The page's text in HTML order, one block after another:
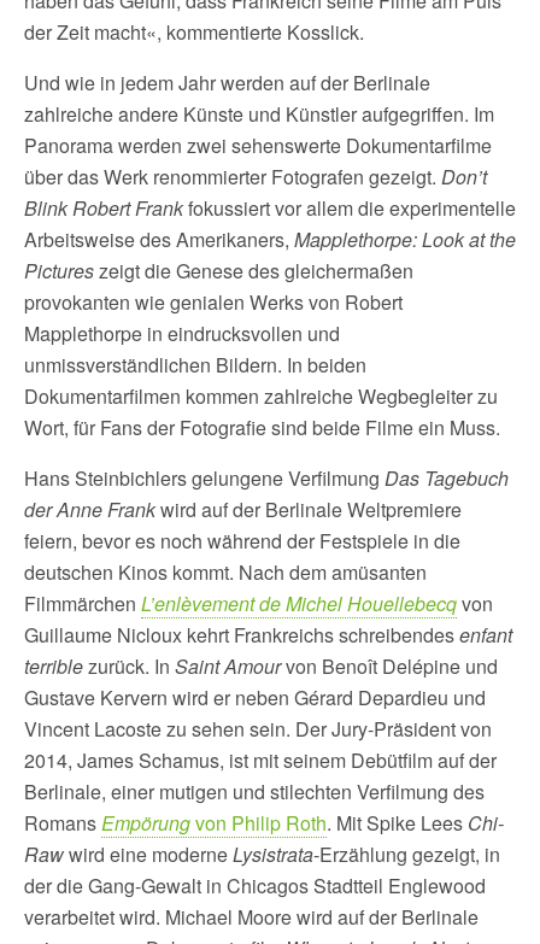
der Zeit macht«, kommentierte Kosslick.
Und wie in jedem Jahr werden auf der Berlinale
zahlreiche andere Künste und Künstler aufgegriffen. Im
Panorama werden zwei sehenswerte Dokumentarfilme
über das Werk renommierter Fotografen gezeigt. Don’t
Blink Robert Frankfokussiert vor allem die experimentelle
Arbeitsweise des Amerikaners, Mapplethorpe: Look at the
Pictureszeigt die Genese des gleichermaßen
provokanten wie genialen Werks von Robert
Mapplethorpe in eindrucksvollen und
unmissverständlichen Bildern. In beiden
Dokumentarfilmen kommen zahlreiche Wegbegleiter zu
Wort, für Fans der Fotografie sind beide Filme ein Muss.
Hans Steinbichlers gelungene Verfilmung Das Tagebuch
der Anne Frankwird auf der Berlinale Weltpremiere
feiern, bevor es noch während der Festspiele in die
deutschen Kinos kommt. Nach dem amüsanten
Filmmärchen L’enlèvement de Michel Houellebecqvon
Guillaume Nicloux kehrt Frankreichs schreibendesenfant
terriblezurück. In Saint Amourvon Benoît Delépine und
Gustave Kervern wird er neben Gérard Depardieu und
Vincent Lacoste zu sehen sein. Der Jury-Präsident von
2014, James Schamus, ist mit seinem Debütfilm auf der
Berlinale, einer mutigen und stilechten Verfilmung des
RomansEmpörungvon Philip Roth. Mit Spike Lees Chi-
Rawwird eine moderneLysistrata-Erzählung gezeigt, in
der die Gang-Gewalt in Chicagos Stadtteil Englewood
verarbeitet wird. Michael Moore wird auf der Berlinale